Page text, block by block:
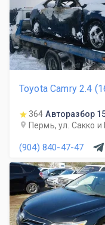
Toyota Camry 2.4
364 Авторазбор
Пермь, ул. Сакко и
(904) 840-47-47